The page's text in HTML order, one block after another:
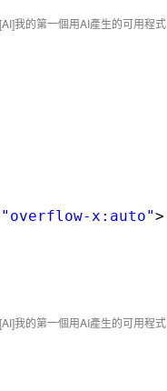
[AI]我的第一個用AI產生的可用程式
"overflow-x:auto">
[AI]我的第一個用AI產生的可用程式